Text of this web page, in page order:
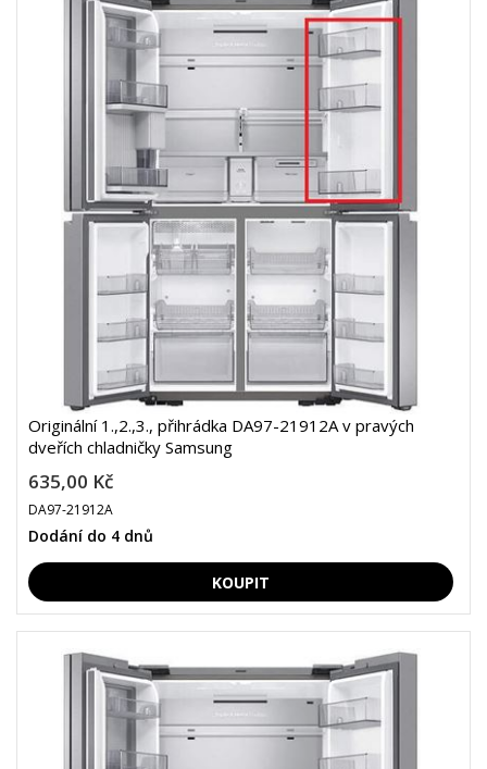
Originální 1.,2.,3., přihrádka DA97-21912A v pravých
dveřích chladničky Samsung
635,00 Kč
DA97-21912A
Dodání do 4 dnů